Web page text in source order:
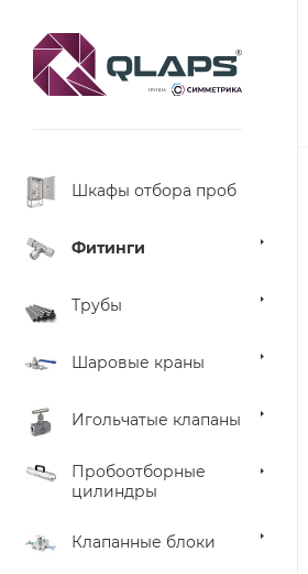
Шкафы отбора проб
Фитинги
Трубы
Шаровые краны
Игольчатые клапаны
Пробоотборные
цилиндры
Клапанные блоки